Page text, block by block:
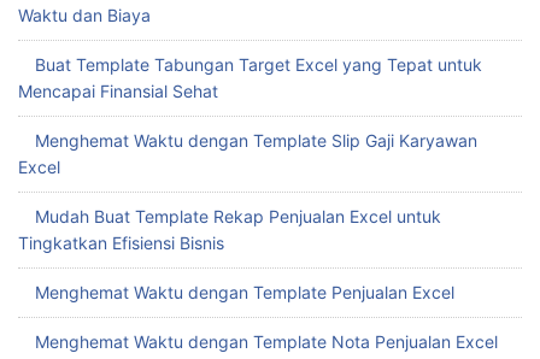
Waktu dan Biaya
Buat Template Tabungan Target Excel yang Tepat untuk
Mencapai Finansial Sehat
Menghemat Waktu dengan Template Slip Gaji Karyawan
Excel
Mudah Buat Template Rekap Penjualan Excel untuk
Tingkatkan Efisiensi Bisnis
Menghemat Waktu dengan Template Penjualan Excel
Menghemat Waktu dengan Template Nota Penjualan Excel